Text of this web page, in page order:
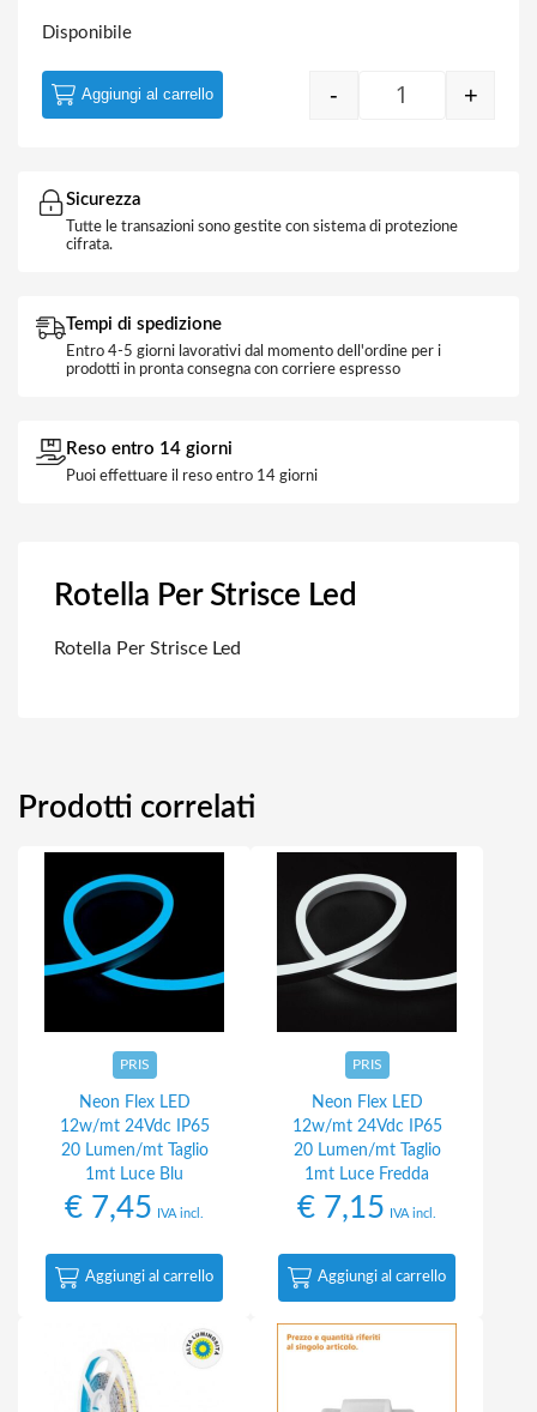
Disponibile
Rotella Per
- +
Aggiungi al carrello
Sicurezza
Tutte le transazioni sono gestite con sistema di protezione
cifrata.
Tempi di spedizione
Entro 4-5 giorni lavorativi dal momento dell'ordine per i
prodotti in pronta consegna con corriere espresso
Reso entro 14 giorni
Puoi effettuare il reso entro 14 giorni
Rotella Per Strisce Led
Rotella Per Strisce Led
Prodotti correlati
PRIS
Neon Flex LED
12w/mt 24Vdc IP65
20 Lumen/mt Taglio
1mt Luce Blu
€ 7,45 IVA incl.
Aggiungi al carrello
PRIS
Neon Flex LED
12w/mt 24Vdc IP65
20 Lumen/mt Taglio
1mt Luce Fredda
€ 7,15 IVA incl.
Aggiungi al carrello